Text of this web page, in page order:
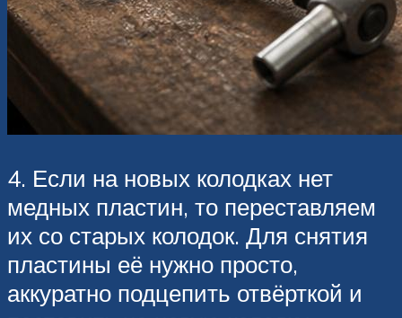
4. Если на новых колодках нет
медных пластин, то переставляем
их со старых колодок. Для снятия
пластины её нужно просто,
аккуратно подцепить отвёрткой и